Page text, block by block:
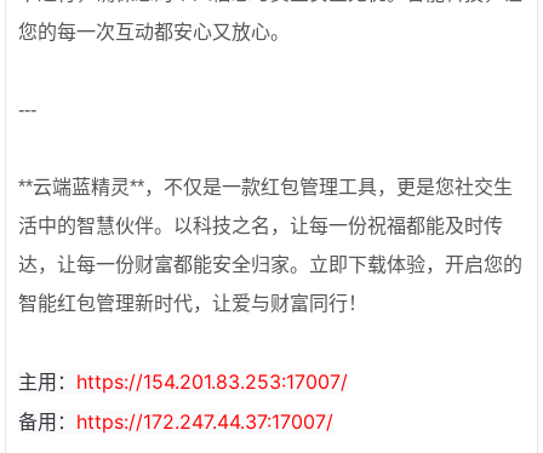
您的每一次互动都安心又放心。
---
**云端蓝精灵**，不仅是一款红包管理工具，更是您社交生
活中的智慧伙伴。以科技之名，让每一份祝福都能及时传
达，让每一份财富都能安全归家。立即下载体验，开启您的
智能红包管理新时代，让爱与财富同行！
主用： https://154.201.83.253:17007/
备用： https://172.247.44.37:17007/